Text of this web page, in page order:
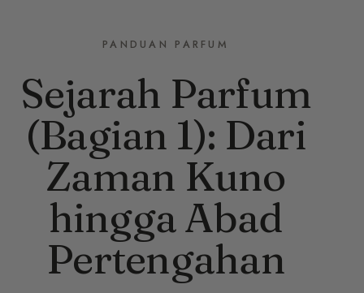
PANDUAN PARFUM
Sejarah Parfum
(Bagian 1): Dari
Zaman Kuno
hingga Abad
Pertengahan